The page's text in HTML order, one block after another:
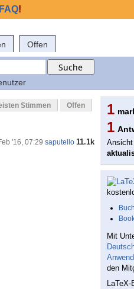
Offen
Stimmen Offen
'16, 07:29 saputello 11.1k
1
1
Mit
den
FAQ!